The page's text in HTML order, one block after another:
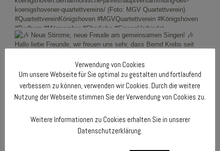
Verwendung von Cookies
Um unsere Webseite für Sie optimal zu gestalten und fortlaufend
verbessern zu können, verwenden wir Cookies. Durch die weitere
Nutzung der Webseite stimmen Sie der Verwendung von Cookies zu.
Weitere Informationen zu Cookies erhalten Sie in unserer
Datenschutzerklärung.